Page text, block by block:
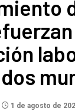
1 de agosto de